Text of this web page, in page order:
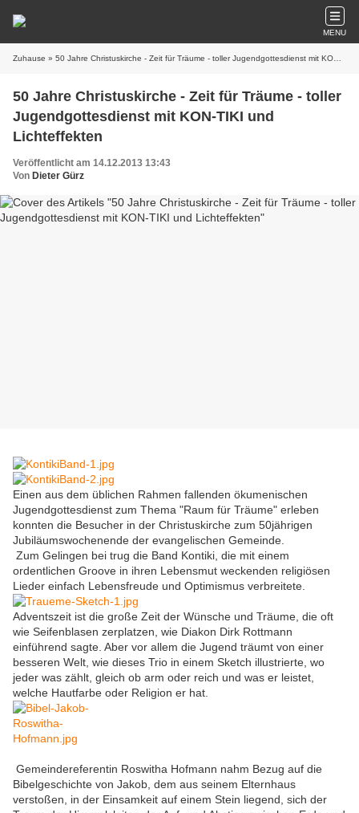
MENU
Zuhause » 50 Jahre Christuskirche - Zeit für Träume - toller Jugendgottesdienst mit KON-TIKI und Lichteffekten
50 Jahre Christuskirche - Zeit für Träume - toller
Jugendgottesdienst mit KON-TIKI und
Lichteffekten
Veröffentlicht am 14.12.2013 13:43
Von Dieter Gürz
Einen aus dem üblichen Rahmen fallenden ökumenischen
Jugendgottesdienst zum Thema "Raum für Träume" erleben
konnten die Besucher in der Christuskirche zum 50jährigen
Jubiläumswochenende der evangelischen Gemeinde.
Zum Gelingen bei trug die Band Kontiki, die mit einem
ordentlichen Groove in ihren Lebensmut weckenden religiösen
Lieder einfach Lebensfreude und Optimismus verbreitete.
Adventszeit ist die große Zeit der Wünsche und Träume, die oft
wie Seifenblasen zerplatzen, wie Diakon Dirk Rottmann
einführend sagte. Aber vor allem die Jugend träumt von einer
besseren Welt, wie dieses Trio in einem Sketch illustrierte, wo
jeder was zählt, gleich ob arm oder reich und was er leistet,
welche Hautfarbe oder Religion er hat.
Gemeindereferentin Roswitha Hofmann nahm Bezug auf die
Bibelgeschichte von Jakob, dem aus seinem Elternhaus
verstoßen, in der Einsamkeit auf einem Stein liegend, sich der